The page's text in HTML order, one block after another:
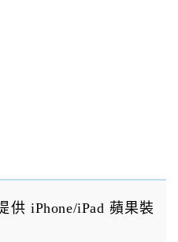
供 iPhone/iPad 蘋果裝